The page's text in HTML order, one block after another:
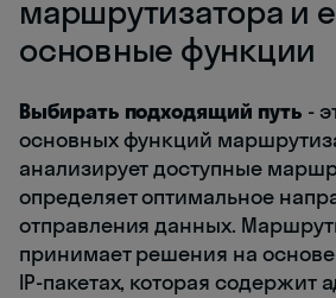
маршрутизатора и
основные функции
Выбирать подходящий путь -
основных функций
анализирует доступные
определяет оптимальное
отправления данных.
принимает решения на
IP-пакетах, которая содержит